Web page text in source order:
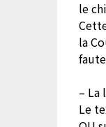
le
la
– La
Le